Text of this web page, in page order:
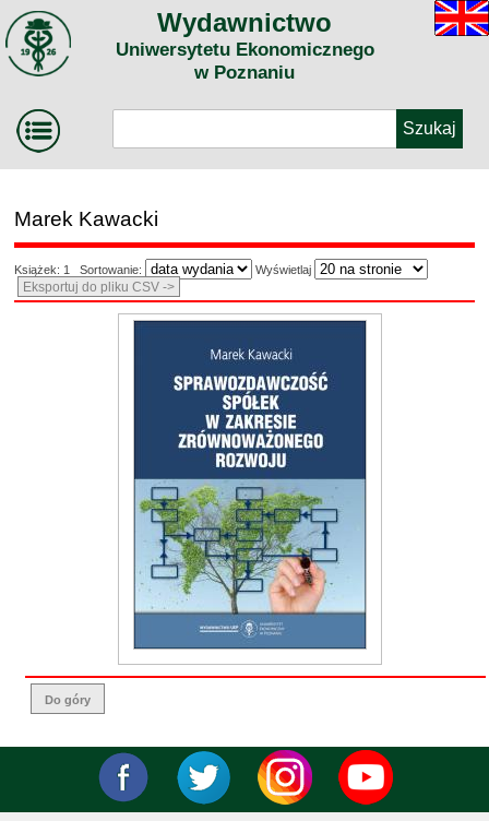
Wydawnictwo
Uniwersytetu Ekonomicznego
w Poznaniu
Marek Kawacki
Książek: 1 Sortowanie: Wyświetlaj
Eksportuj do pliku CSV ->
Do góry